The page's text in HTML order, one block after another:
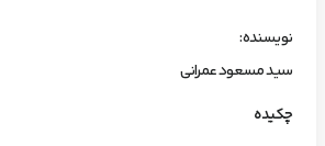
نویسنده:
سید مسعود عمرانی
چکیده